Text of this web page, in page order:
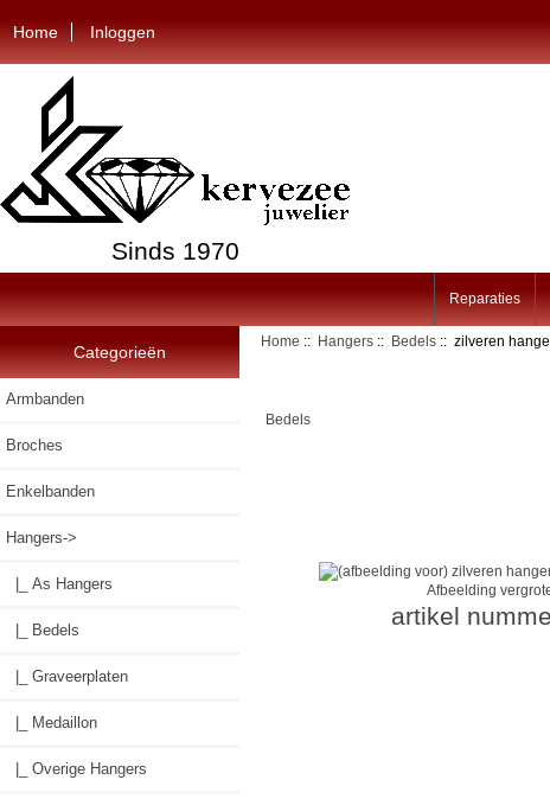
Home Inloggen
Sinds 1970
Reparaties
Categorieën
Armbanden
Broches
Enkelbanden
Hangers->
|_ As Hangers
|_ Bedels
|_ Graveerplaten
|_ Medaillon
|_ Overige Hangers
Home :: Hangers :: Bedels :: zilveren
Bedels
Afbeelding
artikel